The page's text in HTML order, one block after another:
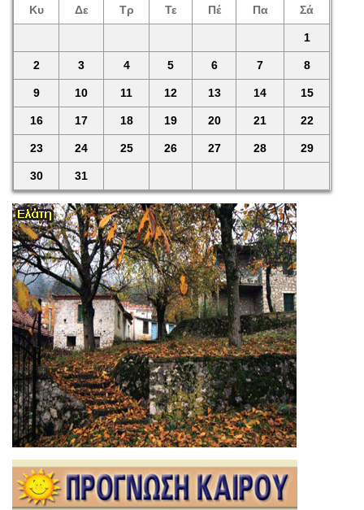
Κυ Δε Τρ Τε Πέ Πα Σά
1
2 3 4 5 6 7 8
9 10 11 12 13 14 15
16 17 18 19 20 21 22
23 24 25 26 27 28 29
30 31